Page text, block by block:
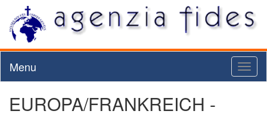
Menu
EUROPA/FRANKREICH -